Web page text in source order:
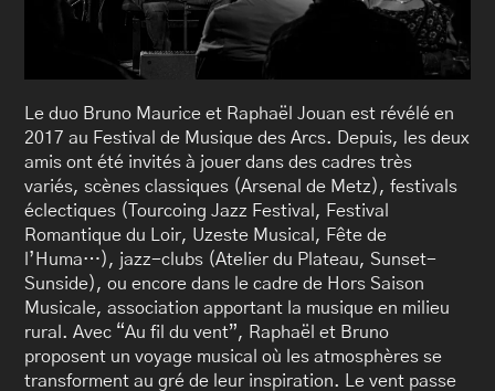
Le duo Bruno Maurice et Raphaël Jouan est révélé en
2017 au Festival de Musique des Arcs. Depuis, les deux
amis ont été invités à jouer dans des cadres très
variés, scènes classiques (Arsenal de Metz), festivals
éclectiques (Tourcoing Jazz Festival, Festival
Romantique du Loir, Uzeste Musical, Fête de
l’Huma…), jazz-clubs (Atelier du Plateau, Sunset-
Sunside), ou encore dans le cadre de Hors Saison
Musicale, association apportant la musique en milieu
rural. Avec “Au fil du vent”, Raphaël et Bruno
proposent un voyage musical où les atmosphères se
transforment au gré de leur inspiration. Le vent passe